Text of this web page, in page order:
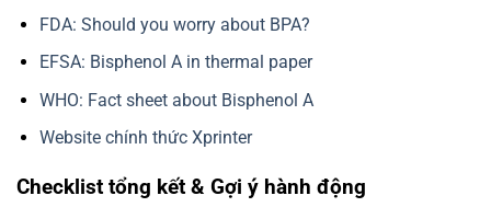
FDA: Should you worry about BPA?
EFSA: Bisphenol A in thermal paper
WHO: Fact sheet about Bisphenol A
Website chính thức Xprinter
Checklist tổng kết & Gợi ý hành động